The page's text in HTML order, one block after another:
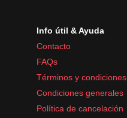
Info útil & Ayuda
Contacto
FAQs
Términos y condiciones
Condiciones generales
Política de cancelación